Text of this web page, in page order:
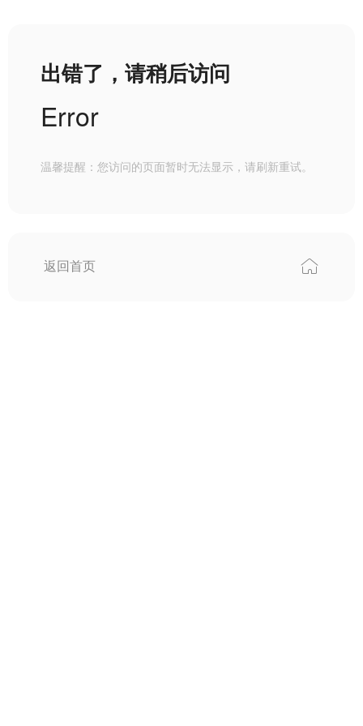
出错了，请稍后访问
Error
温馨提醒：您访问的页面暂时无法显示，请刷新重试。
返回首页